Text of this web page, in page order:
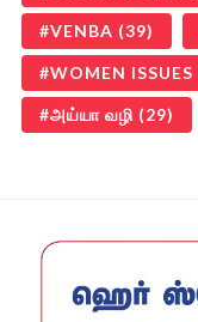
VENBA (39)
WOMEN ISSUES
அய்யா வழி (29)